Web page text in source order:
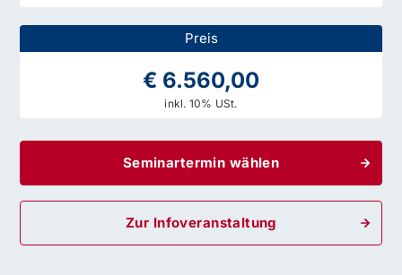
Preis
€ 6.560,00
inkl. 10% USt.
Seminartermin wählen
Zur Infoveranstaltung